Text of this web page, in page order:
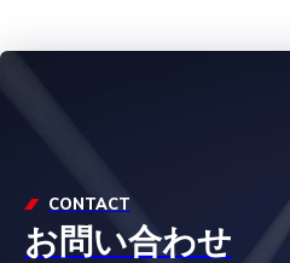
CONTACT
お問い合わせ